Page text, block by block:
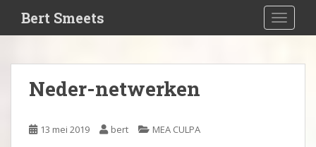
i
Bert Smeets
Neder-netwerken
13 mei 2019 bert MEA CULPA